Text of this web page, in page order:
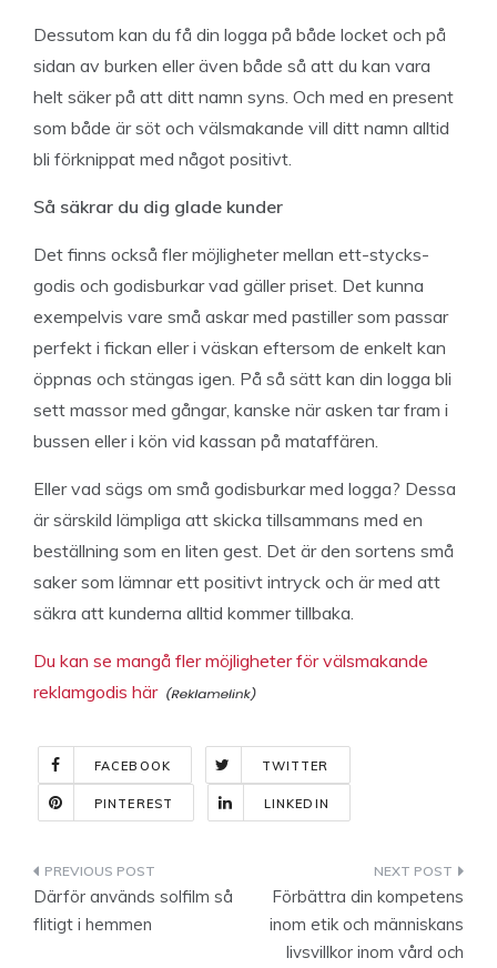
Dessutom kan du få din logga på både locket och på
sidan av burken eller även både så att du kan vara
helt säker på att ditt namn syns. Och med en present
som både är söt och välsmakande vill ditt namn alltid
bli förknippat med något positivt.
Så säkrar du dig glade kunder
Det finns också fler möjligheter mellan ett-stycks-
godis och godisburkar vad gäller priset. Det kunna
exempelvis vare små askar med pastiller som passar
perfekt i fickan eller i väskan eftersom de enkelt kan
öppnas och stängas igen. På så sätt kan din logga bli
sett massor med gångar, kanske när asken tar fram i
bussen eller i kön vid kassan på mataffären.
Eller vad sägs om små godisburkar med logga? Dessa
är särskild lämpliga att skicka tillsammans med en
beställning som en liten gest. Det är den sortens små
saker som lämnar ett positivt intryck och är med att
säkra att kunderna alltid kommer tillbaka.
Du kan se mangå fler möjligheter för välsmakande
reklamgodis här
FACEBOOK TWITTER
PINTEREST LINKEDIN
Indlægsnavigation
Därför används solfilm så
flitigt i hemmen
Förbättra din kompetens
inom etik och människans
livsvillkor inom vård och